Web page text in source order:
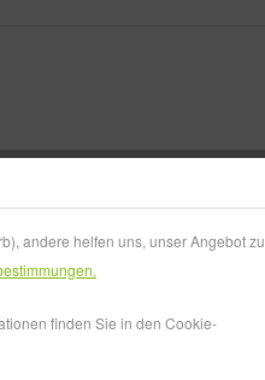
61,49 € *
zzgl. MwSt.zzgl. Versandkosten
Lieferzeit ca. 1-3 Werktage
Größe:
andere helfen uns, unser Angebot zu
finden Sie in den Cookie-